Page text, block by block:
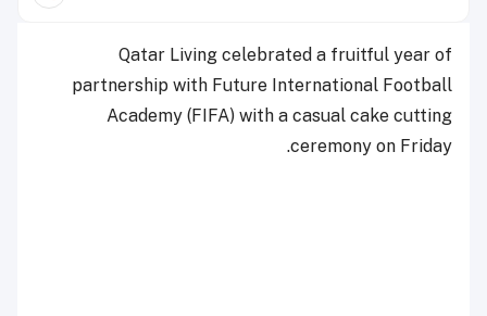
Qatar Living celebrated a fruitful year of
partnership with Future International Football
Academy (FIFA) with a casual cake cutting
ceremony on Friday.